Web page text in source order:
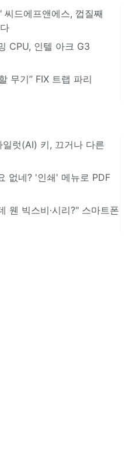
드에프앤에스, 껍질째
CPU, 인텔 아크 G3
무기” FIX 트랩 파리
럿(AI) 키, 끄거나 다른
없네? '인쇄' 메뉴로 PDF
웬 빅스비·시리?" 스마트폰